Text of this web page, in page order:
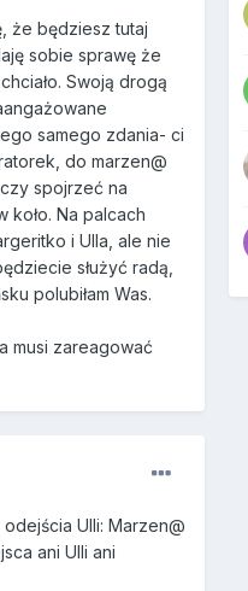
że będziesz tutaj
sobie sprawę że
Swoją drogą
samego zdania- ci
do marzen@
spojrzeć na
koło. Na palcach
i Ulla, ale nie
służyć radą,
polubiłam Was.
musi zareagować
Ulli: Marzen@
ani Ulli ani